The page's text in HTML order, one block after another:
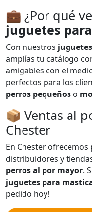
💼 ¿Por qué
juguetes
Con nuestros
amplías tu catálogo
amigables con el
perfectos para los
perros pequeños o
📦 Ventas al
Chester
En Chester
distribuidores y
perros al por mayor.
juguetes para
pedido hoy!